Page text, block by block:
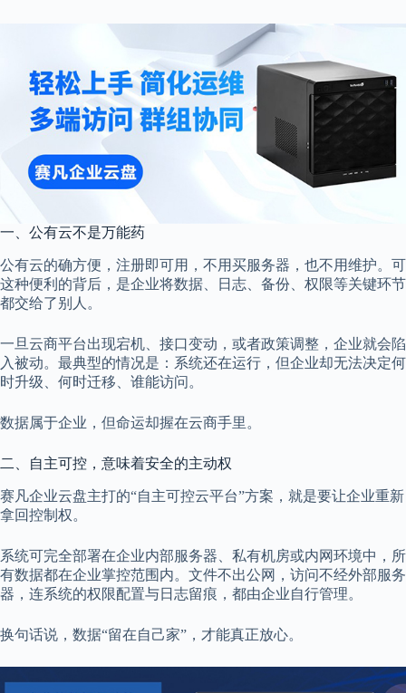
一、公有云不是万能药
公有云的确方便，注册即可用，不用买服务器，也不用维护。可
这种便利的背后，是企业将数据、日志、备份、权限等关键环节
都交给了别人。
一旦云商平台出现宕机、接口变动，或者政策调整，企业就会陷
入被动。最典型的情况是：系统还在运行，但企业却无法决定何
时升级、何时迁移、谁能访问。
数据属于企业，但命运却握在云商手里。
二、自主可控，意味着安全的主动权
赛凡企业云盘主打的“自主可控云平台”方案，就是要让企业重新
拿回控制权。
系统可完全部署在企业内部服务器、私有机房或内网环境中，所
有数据都在企业掌控范围内。文件不出公网，访问不经外部服务
器，连系统的权限配置与日志留痕，都由企业自行管理。
换句话说，数据“留在自己家”，才能真正放心。